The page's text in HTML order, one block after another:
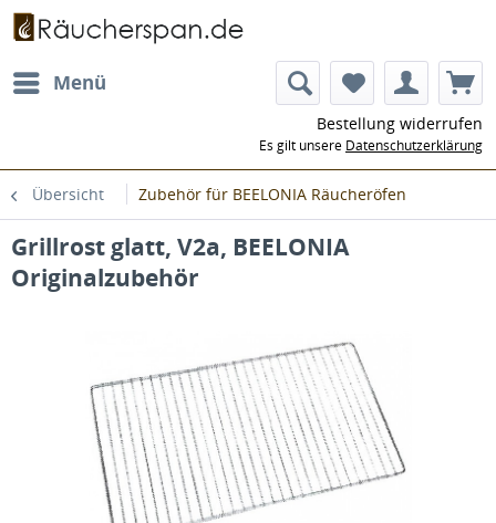
Menü
Bestellung widerrufen
Es gilt unsere Datenschutzerklärung
Übersicht Zubehör für BEELONIA Räucheröfen
Grillrost glatt, V2a, BEELONIA
Originalzubehör